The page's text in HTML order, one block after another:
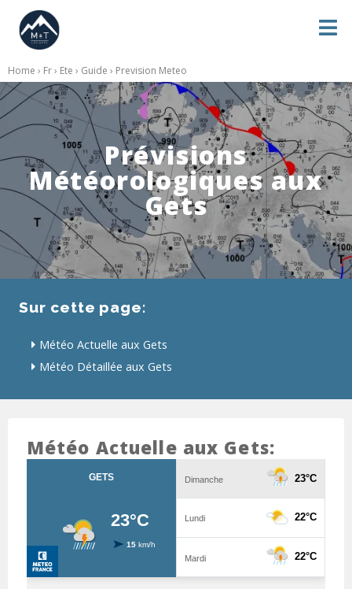
Home › Fr› Ete › Guide › Prevision Meteo
Prévisions
Météorologiques aux
Gets
Sur cette page:
Météo Actuelle aux Gets
Météo Détaillée aux Gets
Météo Actuelle aux Gets: